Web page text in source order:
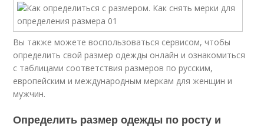
Вы также можете воспользоваться сервисом, чтобы
определить свой размер одежды онлайн и ознакомиться
с таблицами соответствия размеров по русским,
европейским и международным меркам для женщин и
мужчин.
Определить размер одежды по росту и